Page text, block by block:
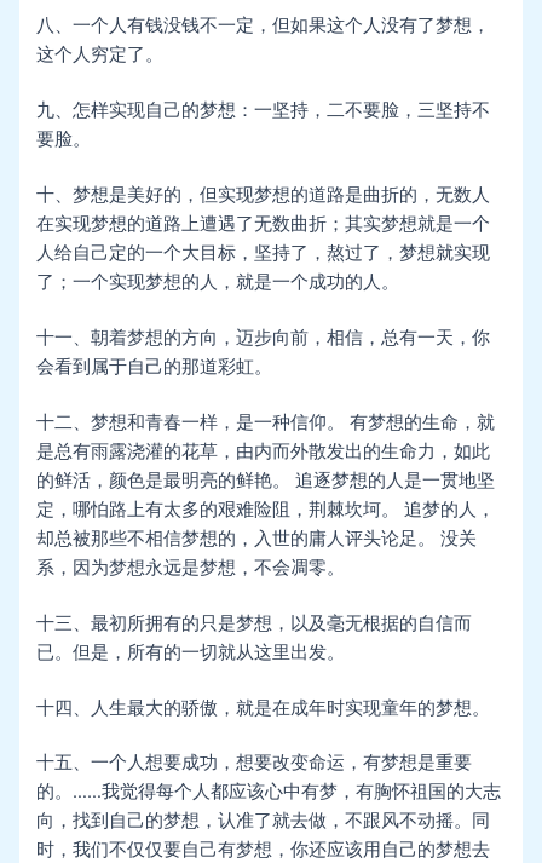
八、一个人有钱没钱不一定，但如果这个人没有了梦想，
这个人穷定了。
九、怎样实现自己的梦想：一坚持，二不要脸，三坚持不
要脸。
十、梦想是美好的，但实现梦想的道路是曲折的，无数人
在实现梦想的道路上遭遇了无数曲折；其实梦想就是一个
人给自己定的一个大目标，坚持了，熬过了，梦想就实现
了；一个实现梦想的人，就是一个成功的人。
十一、朝着梦想的方向，迈步向前，相信，总有一天，你
会看到属于自己的那道彩虹。
十二、梦想和青春一样，是一种信仰。 有梦想的生命，就
是总有雨露浇灌的花草，由内而外散发出的生命力，如此
的鲜活，颜色是最明亮的鲜艳。 追逐梦想的人是一贯地坚
定，哪怕路上有太多的艰难险阻，荆棘坎坷。 追梦的人，
却总被那些不相信梦想的，入世的庸人评头论足。 没关
系，因为梦想永远是梦想，不会凋零。
十三、最初所拥有的只是梦想，以及毫无根据的自信而
已。但是，所有的一切就从这里出发。
十四、人生最大的骄傲，就是在成年时实现童年的梦想。
十五、一个人想要成功，想要改变命运，有梦想是重要
的。……我觉得每个人都应该心中有梦，有胸怀祖国的大志
向，找到自己的梦想，认准了就去做，不跟风不动摇。同
时，我们不仅仅要自己有梦想，你还应该用自己的梦想去